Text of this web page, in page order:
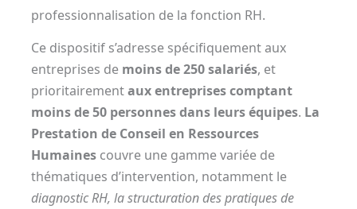
professionnalisation de la fonction RH.
Ce dispositif s’adresse spécifiquement aux
entreprises de moins de 250 salariés, et
prioritairementaux entreprises comptant
moins de 50 personnes dans leurs équipes. La
Prestation de Conseil en Ressources
Humainescouvre une gamme variée de
thématiques d’intervention, notamment le
diagnostic RH, la structuration des pratiques de